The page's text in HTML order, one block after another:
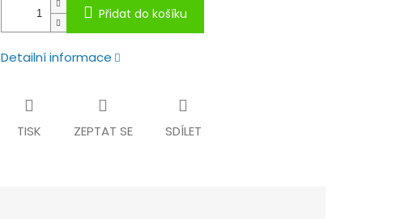
Přidat do košíku
Detailní informace
TISK ZEPTAT SE SDÍLET